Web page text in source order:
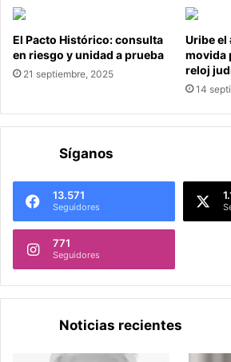
El Pacto Histórico: consulta
en riesgo y unidad a prueba
21 septiembre, 2025
Uribe el
movida
reloj
14
Síganos
13.571
Seguidores
771
Seguidores
Noticias recientes